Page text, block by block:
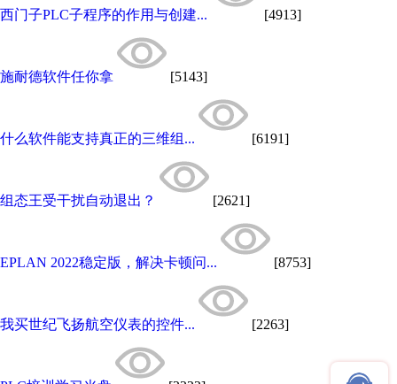
西门子PLC子程序的作用与创建... [4913]
施耐德软件任你拿 [5143]
什么软件能支持真正的三维组... [6191]
组态王受干扰自动退出？ [2621]
EPLAN 2022稳定版，解决卡顿问... [8753]
我买世纪飞扬航空仪表的控件... [2263]